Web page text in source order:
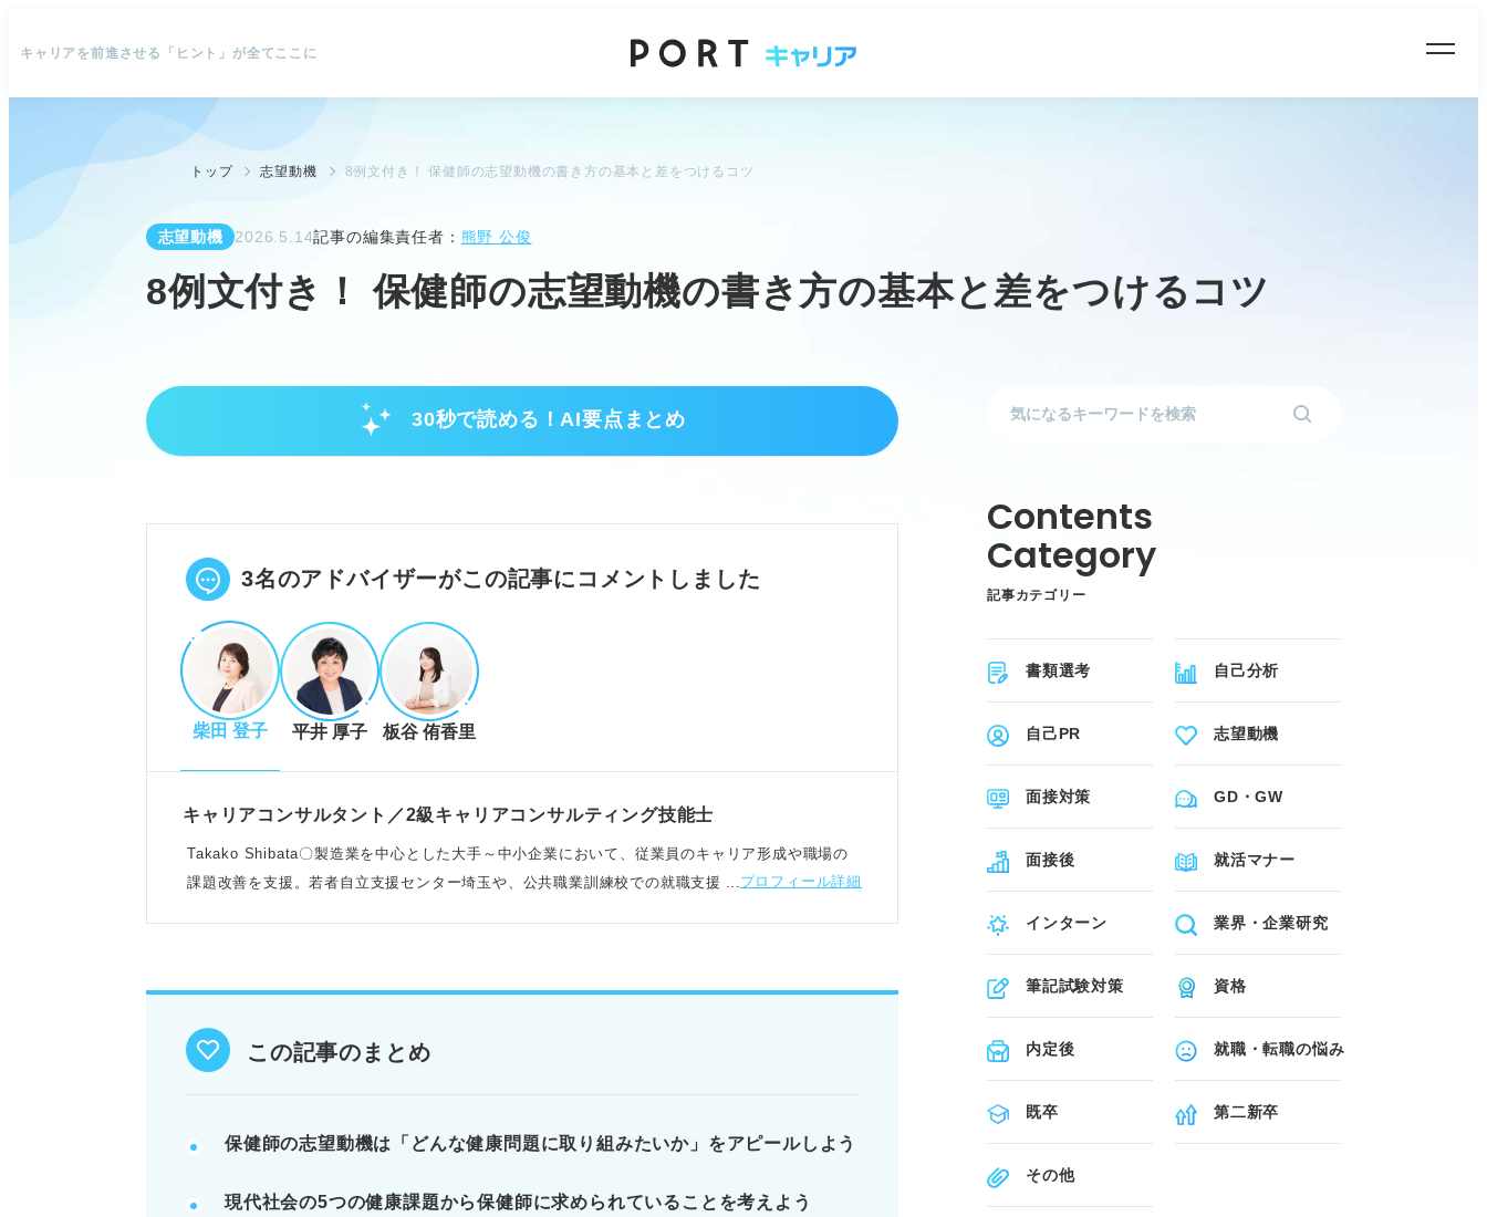
キャリアを前進させる「ヒント」が全てここに
トップ 志望動機 8例文付き！ 保健師の志望動機の書き方の基本と差をつけるコツ
志望動機 2026.5.14記事の編集責任者： 熊野 公俊
8例文付き！ 保健師の志望動機の書き方の基本と差をつけるコツ
30秒で読める！AI要点まとめ
志望動機作成前の準備と基本理解
自己分析でアピールポイントを明確にする。
POINT：志望動機は「健康課題にどう貢献できるか」を明確に。
志望動機に盛り込むべき健康課題と自己分析
生活習慣病対策など現代の健康課題を理解する。
なぜ保健師になりたいか理由を明確にする。
応募先で働きたい経緯を自己分析で整理する。
POINT：自分の価値観や経験から注力したい健康課題を見つける。
例：生活習慣病対策、子育て支援、メンタルヘルスなど具体的な貢献意欲を示
保健師の志望動機は「健康課題にどのように貢献できるか」を明確にすべ
3名のアドバイザーがこの記事にコメントしました
柴田 登子 平井 厚子 板谷 侑香里
キャリアコンサルタント／2級キャリアコンサルティング技能士
Takako Shibata〇製造業を中心とした大手～中小企業において、従業員のキャリア形成や職場の
課題改善を支援。若者自立支援センター埼玉や、公共職業訓練校での就職支援もおこなうプロフィール詳細
この記事のまとめ
保健師の志望動機は「どんな健康問題に取り組みたいか」をアピールしよう
現代社会の5つの健康課題から保健師に求められていることを考えよう
記事カテゴリー
書類選考 自己分析
自己PR 志望動機
面接対策 GD・GW
面接後 就活マナー
インターン 業界・企業研究
筆記試験対策 資格
内定後 就職・転職の悩み
既卒 第二新卒
その他